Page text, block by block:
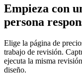
Empieza con
persona
Elige la página de
trabajo de revisión.
ejecuta la misma
diseño.